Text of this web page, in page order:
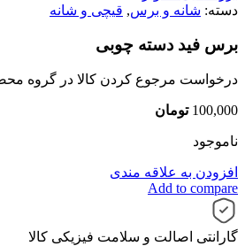
دسته: شانه و برس, قیچی و شانه
برس فید دسته چوبی
درخواست مرجوع کردن کالا در گروه
100,000 تومان
ناموجود
افزودن به علاقه مندی
Add to compare
گارانتی اصالت و سلامت فیزیکی کالا